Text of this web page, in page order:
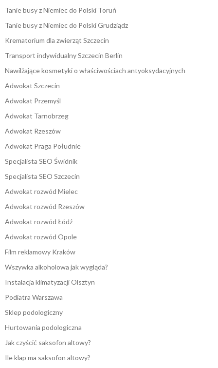
Tanie busy z Niemiec do Polski Toruń
Tanie busy z Niemiec do Polski Grudziądz
Krematorium dla zwierząt Szczecin
Transport indywidualny Szczecin Berlin
Nawilżające kosmetyki o właściwościach antyoksydacyjnych
Adwokat Szczecin
Adwokat Przemyśl
Adwokat Tarnobrzeg
Adwokat Rzeszów
Adwokat Praga Południe
Specjalista SEO Świdnik
Specjalista SEO Szczecin
Adwokat rozwód Mielec
Adwokat rozwód Rzeszów
Adwokat rozwód Łódź
Adwokat rozwód Opole
Film reklamowy Kraków
Wszywka alkoholowa jak wygląda?
Instalacja klimatyzacji Olsztyn
Podiatra Warszawa
Sklep podologiczny
Hurtowania podologiczna
Jak czyścić saksofon altowy?
Ile klap ma saksofon altowy?